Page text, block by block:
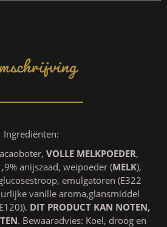
Ingrediënten:
VOLLE MELKPOEDER,
anijszaad, weipoeder (MELK),
emulgatoren (E322
vanille aroma,glansmiddel
DIT PRODUCT KAN NOTEN,
. Bewaaradvies: Koel, droog en